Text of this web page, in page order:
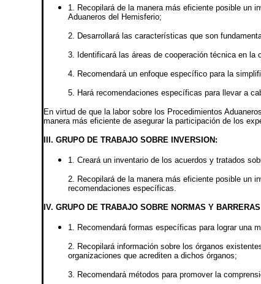
1. Recopilará de la manera más eficiente posible un
Aduaneros del Hemisferio;
2. Desarrollará las características que son
3. Identificará las áreas de cooperación técnica en
4. Recomendará un enfoque específico para la
5. Hará recomendaciones específicas para llevar a
En virtud de que la labor sobre los Procedimientos
manera más eficiente de asegurar la participación de los
III. GRUPO DE TRABAJO SOBRE INVERSION:
1. Creará un inventario de los acuerdos y tratados
2. Recopilará de la manera más eficiente posible un
recomendaciones específicas.
IV. GRUPO DE TRABAJO SOBRE NORMAS Y
1. Recomendará formas específicas para lograr una
2. Recopilará información sobre los órganos
organizaciones que acrediten a dichos órganos;
3. Recomendará métodos para promover la